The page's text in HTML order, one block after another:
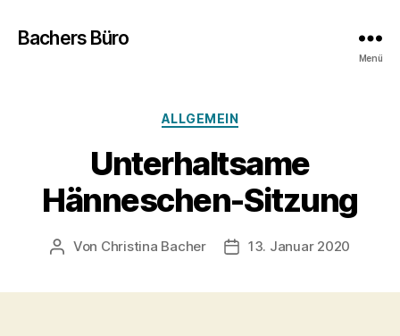
Bachers Büro
Menü
Kategorien
ALLGEMEIN
Unterhaltsame
Hänneschen-Sitzung
Beitragsautor
Von Christina Bacher Veröffentlichungsdatum
13. Januar 2020